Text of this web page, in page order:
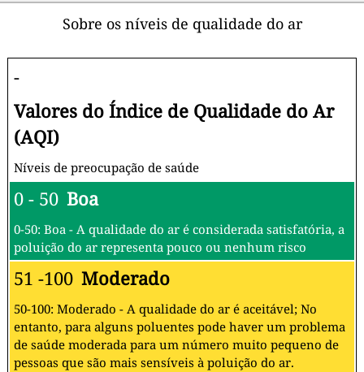
Sobre os níveis de qualidade do ar
-
Valores do Índice de Qualidade do Ar
(AQI)
Níveis de preocupação de saúde
0 - 50 Boa
0-50: Boa - A qualidade do ar é considerada satisfatória, a
poluição do ar representa pouco ou nenhum risco
51 -100 Moderado
50-100: Moderado - A qualidade do ar é aceitável; No
entanto, para alguns poluentes pode haver um problema
de saúde moderada para um número muito pequeno de
pessoas que são mais sensíveis à poluição do ar.